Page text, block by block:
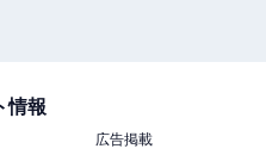
情報
広告掲載